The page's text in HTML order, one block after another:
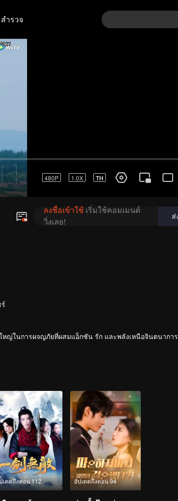
สำรวจ
ญ่ในการผจญภัยที่ผสมแอ็กชัน รัก และพลังเหนือจินตนาการ
เดตถึงตอน 112 อัปเดตถึงตอน 94